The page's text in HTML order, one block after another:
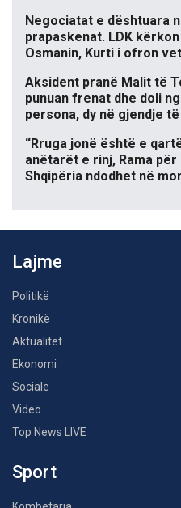
Negociatat e dështuara
prapaskenat. LDK
Osmanin, Kurti i ofron
Aksident pranë Malit të
punuan frenat dhe doli
persona, dy në gjendje
“Rruga jonë është e
anëtarët e rinj, Rama për
Shqipëria ndodhet në
Lajme
Politikë
Kronikë
Aktualitet
Ekonomi
Sociale
Video
Top News LIVE
Sport